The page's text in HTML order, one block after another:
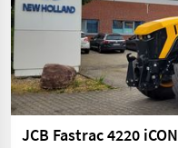
JCB Fastrac 4220 iCON